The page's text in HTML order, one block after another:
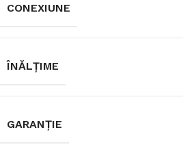
CONEXIUNE
ÎNĂLȚIME
GARANȚIE